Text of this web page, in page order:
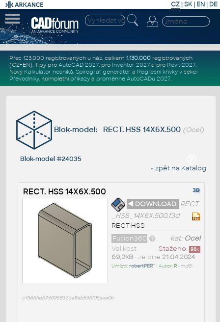
CZ | SK| EN | DE
Přes 123.000 registrovaných u nás, celkem 1.130.000registrovaných
(CZ+EN). Tipy pro AutoCAD 2027, pro Inventor 2027a pro Revit 2027.
Nový Kalkulátor nosníků, Spirograf generátor a Regresní křivkyv sekci
Převodníky. Kompletní příkazya proměnné AutoCADu 2027.
Blok-model: RECT. HSS 14X6X.500 (Ocel)
Blok-model #24035
« zpět na Katalog
RECT. HSS 14X6X.500
◄ DOWNLOAD RECT.
_HSS_14X6X.500.f3d
RECT HSS
kat: Ocel
Fusion360
Staženo: 98x
Velikost
69,2kB• ze dne 21.04.2024
Umístil:robertPER^ • Autor: R• md5:
c15655e57d095832ca8ab595106aee0c